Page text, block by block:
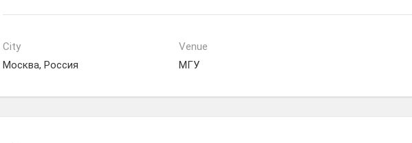
City
Москва, Россия
Venue
МГУ